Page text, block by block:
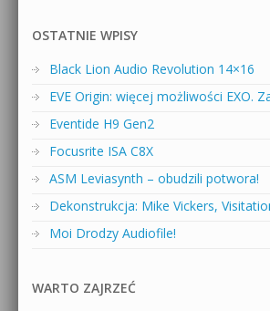
OSTATNIE WPISY
Black Lion Audio Revolution 14×16
EVE Origin: więcej możliwości EXO.
Eventide H9 Gen2
Focusrite ISA C8X
ASM Leviasynth – obudzili potwora!
Dekonstrukcja: Mike Vickers,
Moi Drodzy Audiofile!
WARTO ZAJRZEĆ